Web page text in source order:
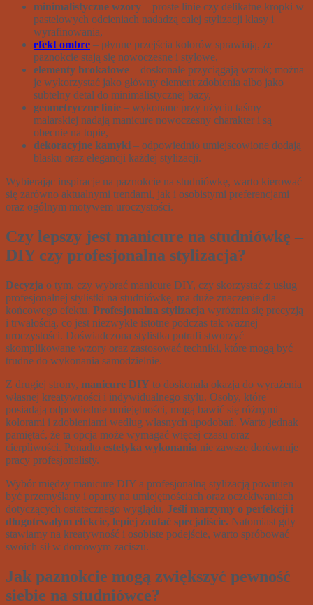
minimalistyczne wzory – proste linie czy delikatne kropki w
pastelowych odcieniach nadadzą całej stylizacji klasy i
wyrafinowania,
efekt ombre – płynne przejścia kolorów sprawiają, że
paznokcie stają się nowoczesne i stylowe,
elementy brokatowe – doskonale przyciągają wzrok; można
je wykorzystać jako główny element zdobienia albo jako
subtelny detal do minimalistycznej bazy,
geometryczne linie – wykonane przy użyciu taśmy
malarskiej nadają manicure nowoczesny charakter i są
obecnie na topie,
dekoracyjne kamyki – odpowiednio umiejscowione dodają
blasku oraz elegancji każdej stylizacji.
Wybierając inspiracje na paznokcie na studniówkę, warto kierować
się zarówno aktualnymi trendami, jak i osobistymi preferencjami
oraz ogólnym motywem uroczystości.
Czy lepszy jest manicure na studniówkę –
DIY czy profesjonalna stylizacja?
Decyzja o tym, czy wybrać manicure DIY, czy skorzystać z usług
profesjonalnej stylistki na studniówkę, ma duże znaczenie dla
końcowego efektu. Profesjonalna stylizacja wyróżnia się precyzją
i trwałością, co jest niezwykle istotne podczas tak ważnej
uroczystości. Doświadczona stylistka potrafi stworzyć
skomplikowane wzory oraz zastosować techniki, które mogą być
trudne do wykonania samodzielnie.
Z drugiej strony, manicure DIY to doskonała okazja do wyrażenia
własnej kreatywności i indywidualnego stylu. Osoby, które
posiadają odpowiednie umiejętności, mogą bawić się różnymi
kolorami i zdobieniami według własnych upodobań. Warto jednak
pamiętać, że ta opcja może wymagać więcej czasu oraz
cierpliwości. Ponadto estetyka wykonania nie zawsze dorównuje
pracy profesjonalisty.
Wybór między manicure DIY a profesjonalną stylizacją powinien
być przemyślany i oparty na umiejętnościach oraz oczekiwaniach
dotyczących ostatecznego wyglądu. Jeśli marzymy o perfekcji i
długotrwałym efekcie, lepiej zaufać specjaliście. Natomiast gdy
stawiamy na kreatywność i osobiste podejście, warto spróbować
swoich sił w domowym zaciszu.
Jak paznokcie mogą zwiększyć pewność
siebie na studniówce?